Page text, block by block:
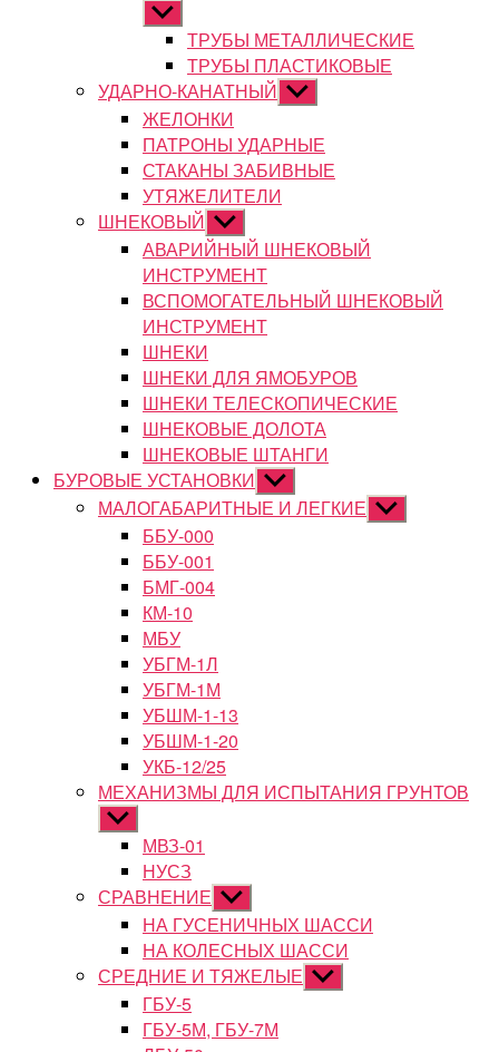
Показывать
подменюТРУБЫ МЕТАЛЛИЧЕСКИЕ
ТРУБЫ ПЛАСТИКОВЫЕ
УДАРНО-КАНАТНЫЙ Показывать
подменю
ЖЕЛОНКИ
ПАТРОНЫ УДАРНЫЕ
СТАКАНЫ ЗАБИВНЫЕ
УТЯЖЕЛИТЕЛИ
ШНЕКОВЫЙ Показывать
подменю
АВАРИЙНЫЙ ШНЕКОВЫЙ
ИНСТРУМЕНТ
ВСПОМОГАТЕЛЬНЫЙ ШНЕКОВЫЙ
ИНСТРУМЕНТ
ШНЕКИ
ШНЕКИ ДЛЯ ЯМОБУРОВ
ШНЕКИ ТЕЛЕСКОПИЧЕСКИЕ
ШНЕКОВЫЕ ДОЛОТА
ШНЕКОВЫЕ ШТАНГИ
БУРОВЫЕ УСТАНОВКИ Показывать
подменю
МАЛОГАБАРИТНЫЕ И ЛЕГКИЕ Показывать
подменю
ББУ-000
ББУ-001
БМГ-004
КМ-10
МБУ
УБГМ-1Л
УБГМ-1М
УБШМ-1-13
УБШМ-1-20
УКБ-12/25
МЕХАНИЗМЫ ДЛЯ ИСПЫТАНИЯ ГРУНТОВ
Показывать
подменюМВЗ-01
НУСЗ
СРАВНЕНИЕ Показывать
подменю
НА ГУСЕНИЧНЫХ ШАССИ
НА КОЛЕСНЫХ ШАССИ
СРЕДНИЕ И ТЯЖЕЛЫЕ Показывать
подменю
ГБУ-5
ГБУ-5М, ГБУ-7М